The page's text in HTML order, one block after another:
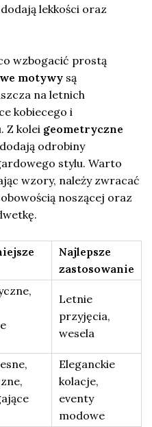
lekkości oraz
wzbogacić prostą
motywy są
na letnich
kobiecego i
Z kolei geometryczne
odrobiny
stylu. Warto
wzory, należy zwracać
noszącej oraz
Najlepsze
zastosowanie
Letnie
przyjęcia,
wesela
Eleganckie
kolacje,
eventy
modowe